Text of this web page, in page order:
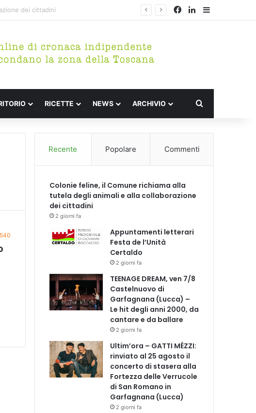
Facebook
LinkedIn
RICETTE NEWS ARCHIVIO
540
Recente Popolare Commenti
Colonie feline, il Comune richiama alla
tutela degli animali e alla collaborazione
dei cittadini
2 giorni fa
Appuntamenti letterari
Festa de l’Unità
Certaldo
2 giorni fa
TEENAGE DREAM, ven 7/8
Castelnuovo di
Garfagnana (Lucca) –
Le hit degli anni 2000, da
cantare e da ballare
2 giorni fa
Ultim’ora – GATTI MÉZZI:
rinviato al 25 agosto il
concerto di stasera alla
Fortezza delle Verrucole
di San Romano in
Garfagnana (Lucca)
2 giorni fa